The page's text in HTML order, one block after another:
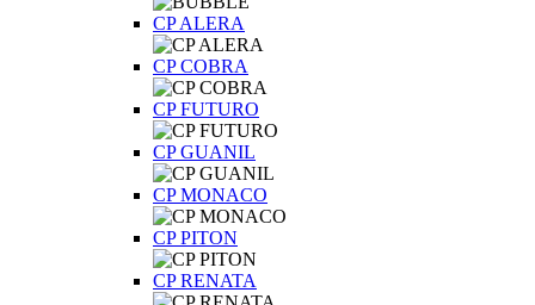
CP ALERA
CP COBRA
CP FUTURO
CP GUANIL
CP MONACO
CP PITON
CP RENATA